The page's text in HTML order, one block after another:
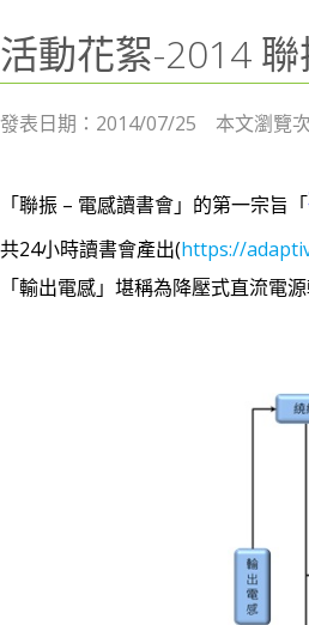
活動花絮-2014
發表日期：2014/07/25 本文瀏覽
「聯振 – 電感讀書會」的第一宗旨「
共24小時讀書會產出(https://
「輸出電感」堪稱為降壓式直流電